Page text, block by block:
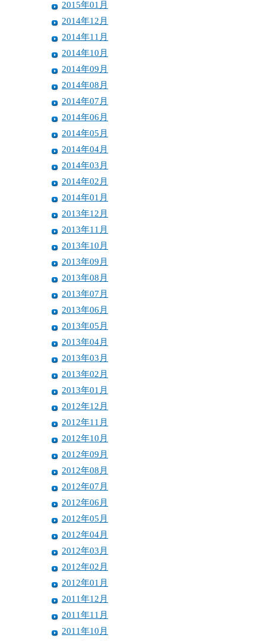
2015年01月
2014年12月
2014年11月
2014年10月
2014年09月
2014年08月
2014年07月
2014年06月
2014年05月
2014年04月
2014年03月
2014年02月
2014年01月
2013年12月
2013年11月
2013年10月
2013年09月
2013年08月
2013年07月
2013年06月
2013年05月
2013年04月
2013年03月
2013年02月
2013年01月
2012年12月
2012年11月
2012年10月
2012年09月
2012年08月
2012年07月
2012年06月
2012年05月
2012年04月
2012年03月
2012年02月
2012年01月
2011年12月
2011年11月
2011年10月